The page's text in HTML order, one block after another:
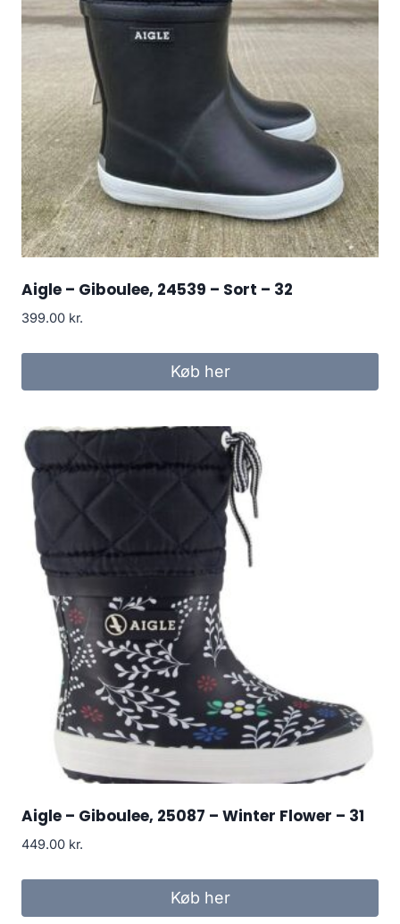
Aigle – Giboulee, 24539 – Sort – 32
399.00 kr.
Køb her
Aigle – Giboulee, 25087 – Winter Flower – 31
449.00 kr.
Køb her